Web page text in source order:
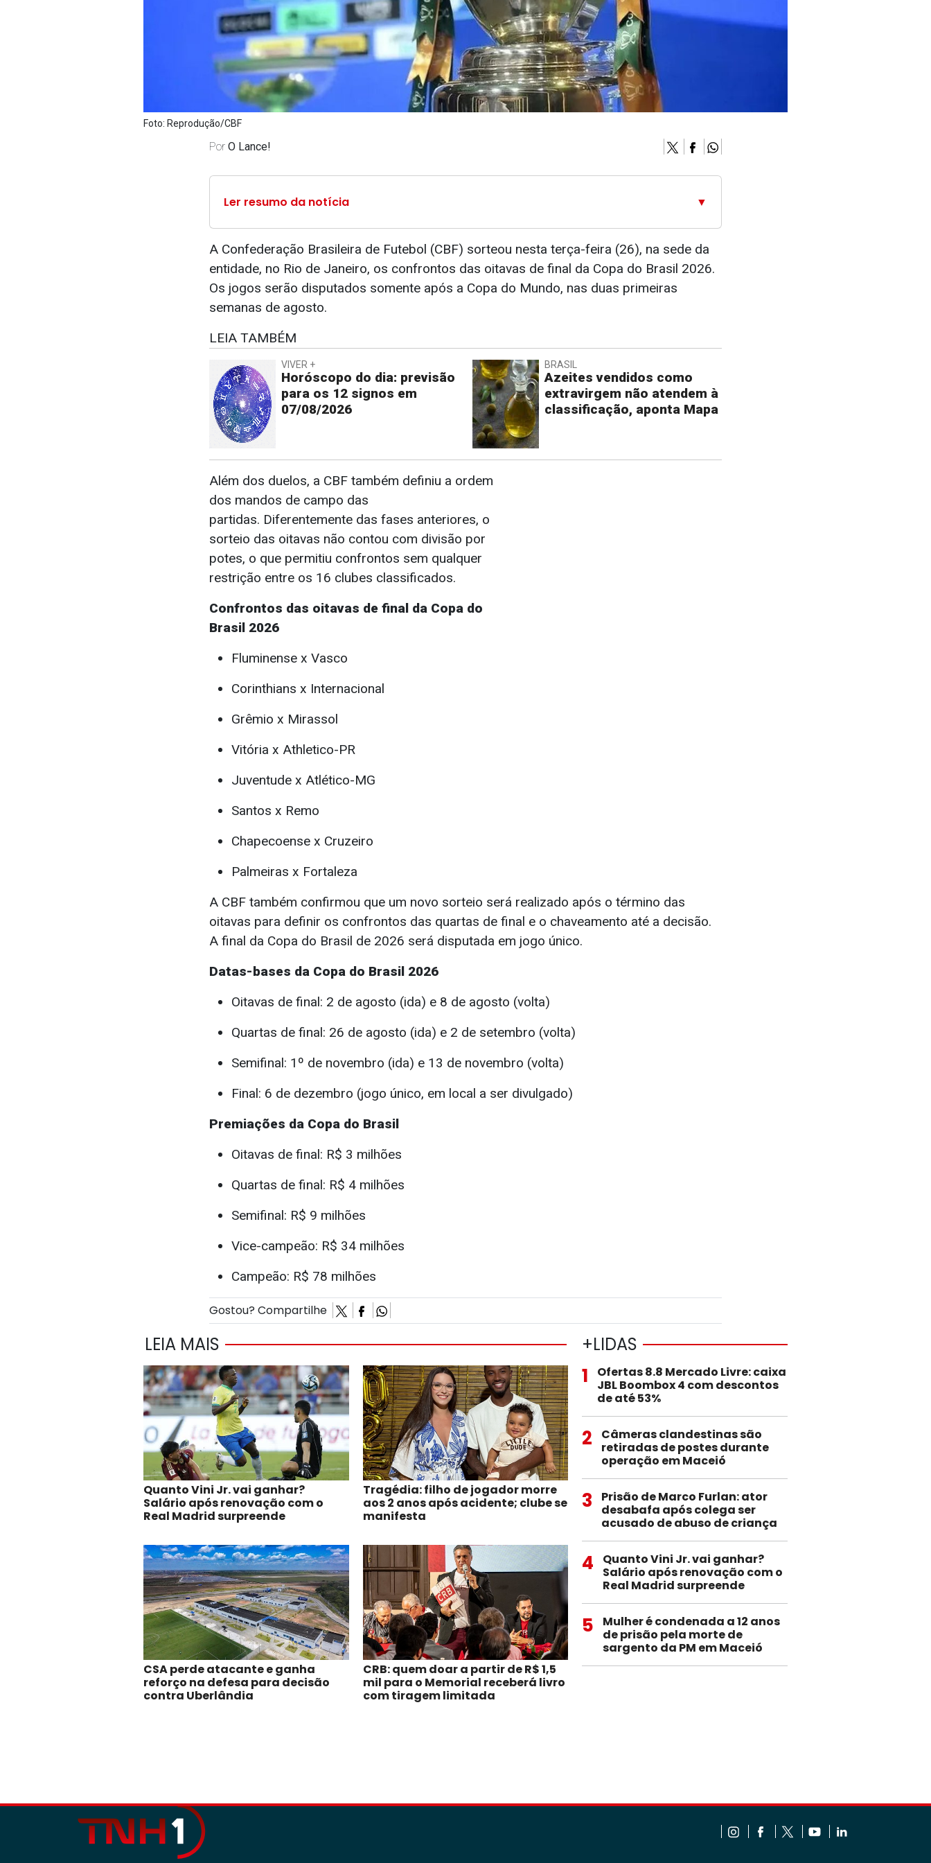
Foto: Reprodução/CBF
Por O Lance!
Ler resumo da notícia ▼
A Confederação Brasileira de Futebol (CBF) sorteou nesta terça-feira (26), na sede da
entidade, no Rio de Janeiro, os confrontos das oitavas de final da Copa do Brasil 2026.
Os jogos serão disputados somente após a Copa do Mundo, nas duas primeiras
semanas de agosto.
LEIA TAMBÉM
VIVER +
Horóscopo do dia: previsão
para os 12 signos em
07/08/2026
BRASIL
Azeites vendidos como
extravirgem não atendem à
classificação, aponta Mapa
Além dos duelos, a CBF também definiu a ordem
dos mandos de campo das
partidas. Diferentemente das fases anteriores, o
sorteio das oitavas não contou com divisão por
potes, o que permitiu confrontos sem qualquer
restrição entre os 16 clubes classificados.
Confrontos das oitavas de final da Copa do
Brasil 2026
Fluminense x Vasco
Corinthians x Internacional
Grêmio x Mirassol
Vitória x Athletico-PR
Juventude x Atlético-MG
Santos x Remo
Chapecoense x Cruzeiro
Palmeiras x Fortaleza
A CBF também confirmou que um novo sorteio será realizado após o término das
oitavas para definir os confrontos das quartas de final e o chaveamento até a decisão.
A final da Copa do Brasil de 2026 será disputada em jogo único.
Datas-bases da Copa do Brasil 2026
Oitavas de final: 2 de agosto (ida) e 8 de agosto (volta)
Quartas de final: 26 de agosto (ida) e 2 de setembro (volta)
Semifinal: 1º de novembro (ida) e 13 de novembro (volta)
Final: 6 de dezembro (jogo único, em local a ser divulgado)
Premiações da Copa do Brasil
Oitavas de final: R$ 3 milhões
Quartas de final: R$ 4 milhões
Semifinal: R$ 9 milhões
Vice-campeão: R$ 34 milhões
Campeão: R$ 78 milhões
Gostou? Compartilhe
LEIA MAIS
Quanto Vini Jr. vai ganhar?
Salário após renovação com o
Real Madrid surpreende
Tragédia: filho de jogador morre
aos 2 anos após acidente; clube se
manifesta
CSA perde atacante e ganha
reforço na defesa para decisão
contra Uberlândia
CRB: quem doar a partir de R$ 1,5
mil para o Memorial receberá livro
com tiragem limitada
+LIDAS
1
Ofertas 8.8 Mercado Livre: caixa
JBL Boombox 4 com descontos
de até 53%
2
Câmeras clandestinas são
retiradas de postes durante
operação em Maceió
3
Prisão de Marco Furlan: ator
desabafa após colega ser
acusado de abuso de criança
4
Quanto Vini Jr. vai ganhar?
Salário após renovação com o
Real Madrid surpreende
5
Mulher é condenada a 12 anos
de prisão pela morte de
sargento da PM em Maceió